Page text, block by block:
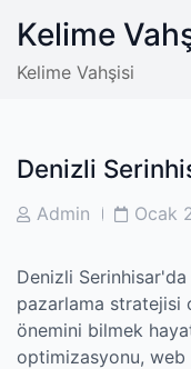
content
Kelime
Kelime Vahşisi
Denizli
PostAdmin
PostOcak
Denizli
pazarlama stratejisi
önemini bilmek
optimizasyonu,